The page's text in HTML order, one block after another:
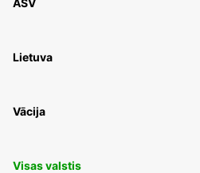
Lietuva
Vācija
Visas valstis